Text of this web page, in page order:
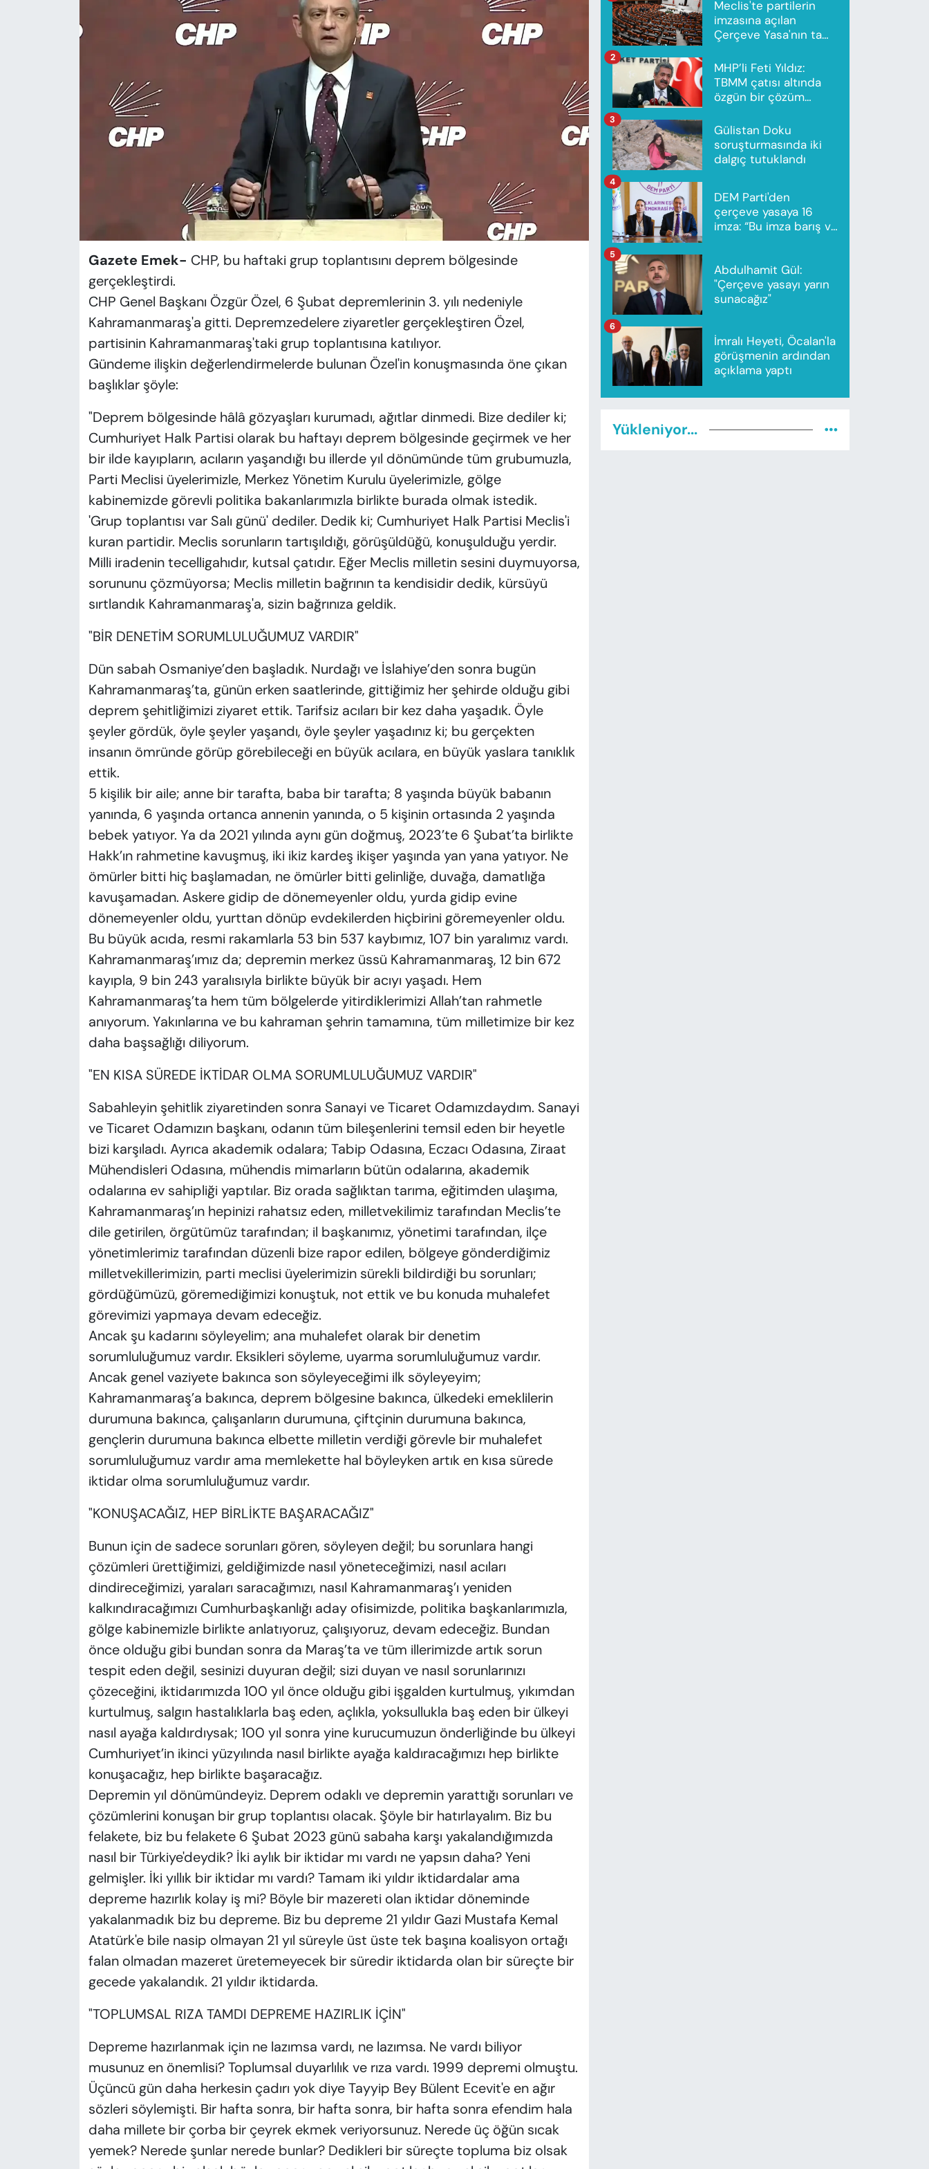
Gazete Emek- CHP, bu haftaki grup toplantısını deprem bölgesinde
gerçekleştirdi.
CHP Genel Başkanı Özgür Özel, 6 Şubat depremlerinin 3. yılı nedeniyle
Kahramanmaraş'a gitti. Depremzedelere ziyaretler gerçekleştiren Özel,
partisinin Kahramanmaraş'taki grup toplantısına katılıyor.
Gündeme ilişkin değerlendirmelerde bulunan Özel'in konuşmasında öne çıkan
başlıklar şöyle:
"Deprem bölgesinde hâlâ gözyaşları kurumadı, ağıtlar dinmedi. Bize dediler ki;
Cumhuriyet Halk Partisi olarak bu haftayı deprem bölgesinde geçirmek ve her
bir ilde kayıpların, acıların yaşandığı bu illerde yıl dönümünde tüm grubumuzla,
Parti Meclisi üyelerimizle, Merkez Yönetim Kurulu üyelerimizle, gölge
kabinemizde görevli politika bakanlarımızla birlikte burada olmak istedik.
'Grup toplantısı var Salı günü' dediler. Dedik ki; Cumhuriyet Halk Partisi Meclis'i
kuran partidir. Meclis sorunların tartışıldığı, görüşüldüğü, konuşulduğu yerdir.
Milli iradenin tecelligahıdır, kutsal çatıdır. Eğer Meclis milletin sesini duymuyorsa,
sorununu çözmüyorsa; Meclis milletin bağrının ta kendisidir dedik, kürsüyü
sırtlandık Kahramanmaraş'a, sizin bağrınıza geldik.
"BİR DENETİM SORUMLULUĞUMUZ VARDIR"
Dün sabah Osmaniye’den başladık. Nurdağı ve İslahiye’den sonra bugün
Kahramanmaraş’ta, günün erken saatlerinde, gittiğimiz her şehirde olduğu gibi
deprem şehitliğimizi ziyaret ettik. Tarifsiz acıları bir kez daha yaşadık. Öyle
şeyler gördük, öyle şeyler yaşandı, öyle şeyler yaşadınız ki; bu gerçekten
insanın ömründe görüp görebileceği en büyük acılara, en büyük yaslara tanıklık
ettik.
5 kişilik bir aile; anne bir tarafta, baba bir tarafta; 8 yaşında büyük babanın
yanında, 6 yaşında ortanca annenin yanında, o 5 kişinin ortasında 2 yaşında
bebek yatıyor. Ya da 2021 yılında aynı gün doğmuş, 2023’te 6 Şubat’ta birlikte
Hakk’ın rahmetine kavuşmuş, iki ikiz kardeş ikişer yaşında yan yana yatıyor. Ne
ömürler bitti hiç başlamadan, ne ömürler bitti gelinliğe, duvağa, damatlığa
kavuşamadan. Askere gidip de dönemeyenler oldu, yurda gidip evine
dönemeyenler oldu, yurttan dönüp evdekilerden hiçbirini göremeyenler oldu.
Bu büyük acıda, resmi rakamlarla 53 bin 537 kaybımız, 107 bin yaralımız vardı.
Kahramanmaraş’ımız da; depremin merkez üssü Kahramanmaraş, 12 bin 672
kayıpla, 9 bin 243 yaralısıyla birlikte büyük bir acıyı yaşadı. Hem
Kahramanmaraş’ta hem tüm bölgelerde yitirdiklerimizi Allah’tan rahmetle
anıyorum. Yakınlarına ve bu kahraman şehrin tamamına, tüm milletimize bir kez
daha başsağlığı diliyorum.
"EN KISA SÜREDE İKTİDAR OLMA SORUMLULUĞUMUZ VARDIR"
Sabahleyin şehitlik ziyaretinden sonra Sanayi ve Ticaret Odamızdaydım. Sanayi
ve Ticaret Odamızın başkanı, odanın tüm bileşenlerini temsil eden bir heyetle
bizi karşıladı. Ayrıca akademik odalara; Tabip Odasına, Eczacı Odasına, Ziraat
Mühendisleri Odasına, mühendis mimarların bütün odalarına, akademik
odalarına ev sahipliği yaptılar. Biz orada sağlıktan tarıma, eğitimden ulaşıma,
Kahramanmaraş’ın hepinizi rahatsız eden, milletvekilimiz tarafından Meclis’te
dile getirilen, örgütümüz tarafından; il başkanımız, yönetimi tarafından, ilçe
yönetimlerimiz tarafından düzenli bize rapor edilen, bölgeye gönderdiğimiz
milletvekillerimizin, parti meclisi üyelerimizin sürekli bildirdiği bu sorunları;
gördüğümüzü, göremediğimizi konuştuk, not ettik ve bu konuda muhalefet
görevimizi yapmaya devam edeceğiz.
Ancak şu kadarını söyleyelim; ana muhalefet olarak bir denetim
sorumluluğumuz vardır. Eksikleri söyleme, uyarma sorumluluğumuz vardır.
Ancak genel vaziyete bakınca son söyleyeceğimi ilk söyleyeyim;
Kahramanmaraş’a bakınca, deprem bölgesine bakınca, ülkedeki emeklilerin
durumuna bakınca, çalışanların durumuna, çiftçinin durumuna bakınca,
gençlerin durumuna bakınca elbette milletin verdiği görevle bir muhalefet
sorumluluğumuz vardır ama memlekette hal böyleyken artık en kısa sürede
iktidar olma sorumluluğumuz vardır.
"KONUŞACAĞIZ, HEP BİRLİKTE BAŞARACAĞIZ"
Bunun için de sadece sorunları gören, söyleyen değil; bu sorunlara hangi
çözümleri ürettiğimizi, geldiğimizde nasıl yöneteceğimizi, nasıl acıları
dindireceğimizi, yaraları saracağımızı, nasıl Kahramanmaraş’ı yeniden
kalkındıracağımızı Cumhurbaşkanlığı aday ofisimizde, politika başkanlarımızla,
gölge kabinemizle birlikte anlatıyoruz, çalışıyoruz, devam edeceğiz. Bundan
önce olduğu gibi bundan sonra da Maraş’ta ve tüm illerimizde artık sorun
tespit eden değil, sesinizi duyuran değil; sizi duyan ve nasıl sorunlarınızı
çözeceğini, iktidarımızda 100 yıl önce olduğu gibi işgalden kurtulmuş, yıkımdan
kurtulmuş, salgın hastalıklarla baş eden, açlıkla, yoksullukla baş eden bir ülkeyi
nasıl ayağa kaldırdıysak; 100 yıl sonra yine kurucumuzun önderliğinde bu ülkeyi
Cumhuriyet’in ikinci yüzyılında nasıl birlikte ayağa kaldıracağımızı hep birlikte
konuşacağız, hep birlikte başaracağız.
Depremin yıl dönümündeyiz. Deprem odaklı ve depremin yarattığı sorunları ve
çözümlerini konuşan bir grup toplantısı olacak. Şöyle bir hatırlayalım. Biz bu
felakete, biz bu felakete 6 Şubat 2023 günü sabaha karşı yakalandığımızda
nasıl bir Türkiye'deydik? İki aylık bir iktidar mı vardı ne yapsın daha? Yeni
gelmişler. İki yıllık bir iktidar mı vardı? Tamam iki yıldır iktidardalar ama
depreme hazırlık kolay iş mi? Böyle bir mazereti olan iktidar döneminde
yakalanmadık biz bu depreme. Biz bu depreme 21 yıldır Gazi Mustafa Kemal
Atatürk'e bile nasip olmayan 21 yıl süreyle üst üste tek başına koalisyon ortağı
falan olmadan mazeret üretemeyecek bir süredir iktidarda olan bir süreçte bir
gecede yakalandık. 21 yıldır iktidarda.
"TOPLUMSAL RIZA TAMDI DEPREME HAZIRLIK İÇİN"
Depreme hazırlanmak için ne lazımsa vardı, ne lazımsa. Ne vardı biliyor
musunuz en önemlisi? Toplumsal duyarlılık ve rıza vardı. 1999 depremi olmuştu.
Üçüncü gün daha herkesin çadırı yok diye Tayyip Bey Bülent Ecevit'e en ağır
sözleri söylemişti. Bir hafta sonra, bir hafta sonra, bir hafta sonra efendim hala
daha millete bir çorba bir çeyrek ekmek veriyorsunuz. Nerede üç öğün sıcak
yemek? Nerede şunlar nerede bunlar? Dedikleri bir süreçte topluma biz olsak
Meclis'te partilerin
imzasına açılan
Çerçeve Yasa'nın tam
MHP’li Feti Yıldız:
TBMM çatısı altında
özgün bir çözüm
2
Gülistan Doku
soruşturmasında iki
dalgıç tutuklandı
3
DEM Parti'den
çerçeve yasaya 16
imza: “Bu imza barış ve
4
Abdulhamit Gül:
"Çerçeve yasayı yarın
sunacağız"
5
İmralı Heyeti, Öcalan'la
görüşmenin ardından
açıklama yaptı
6
Yükleniyor...
SAĞLIK
KÜLTÜR-SANAT
VAN VE DİYARBAKIR HABERLERİ